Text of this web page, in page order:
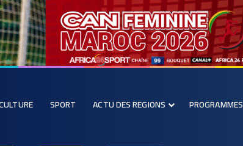
SPORT ACTU DES REGIONS PROGRAMMES